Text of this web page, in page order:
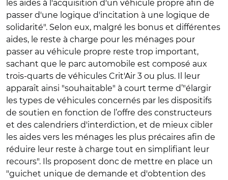
les aides à l'acquisition d'un véhicule propre afin de
passer d'une logique d'incitation à une logique de
solidarité". Selon eux, malgré les bonus et différentes
aides, le reste à charge pour les ménages pour
passer au véhicule propre reste trop important,
sachant que le parc automobile est composé aux
trois-quarts de véhicules Crit'Air 3 ou plus. Il leur
apparaît ainsi "souhaitable" à court terme d’"élargir
les types de véhicules concernés par les dispositifs
de soutien en fonction de l’offre des constructeurs
et des calendriers d'interdiction, et de mieux cibler
les aides vers les ménages les plus précaires afin de
réduire leur reste à charge tout en simplifiant leur
recours". Ils proposent donc de mettre en place un
"guichet unique de demande et d'obtention des